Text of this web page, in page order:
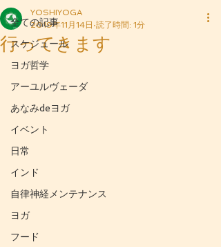
全ての記事
スケジュール
ヨガ哲学
アーユルヴェーダ
あなみdeヨガ
イベント
日常
インド
自律神経メンテナンス
ヨガ
フード
行ってきます
YOSHIYOGA
2019年11月14日 読了時間: 1分